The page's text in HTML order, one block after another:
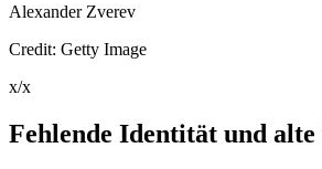
Alexander Zverev
Credit: Getty Image
x/x
Fehlende Identität und alte